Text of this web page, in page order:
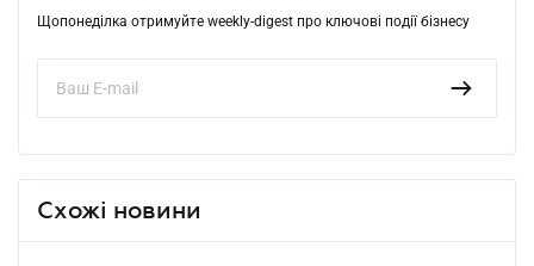
Щопонеділка отримуйте weekly-digest про ключові події бізнесу
Схожі новини